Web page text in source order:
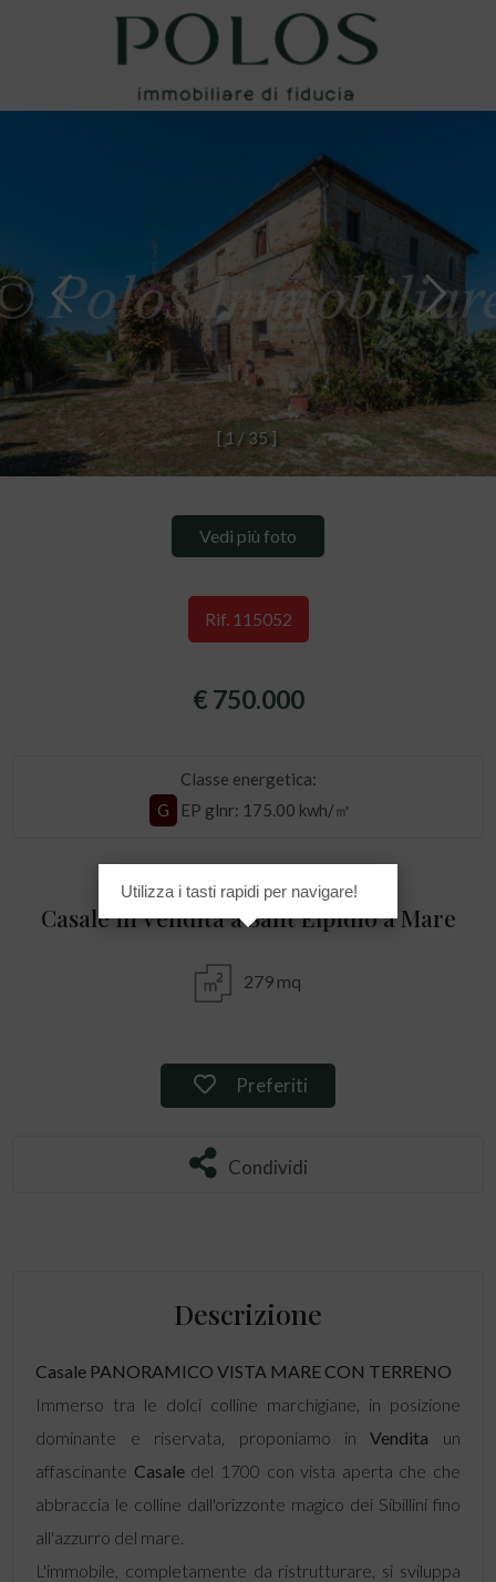
[ 1 / 35 ]
Vedi più foto
Rif. 115052
€ 750.000
Classe energetica:
G
EP glnr: 175.00 kwh/㎡
Casale in Vendita a Sant'Elpidio a Mare
279 mq
Preferiti: Rif. 115052
Preferiti
Condividi
Condividi
Descrizione
Casale PANORAMICO VISTA MARE CON TERRENO
Immerso tra le dolci colline marchigiane, in posizione
dominante e riservata, proponiamo inVendita un
affascinante Casaledel 1700 con vista aperta che che
abbraccia le colline dall'orizzonte magico dei Sibillini fino
all'azzurro del mare.
L'immobile, completamente da ristrutturare, si sviluppa
Utilizza i tasti rapidi per navigare!